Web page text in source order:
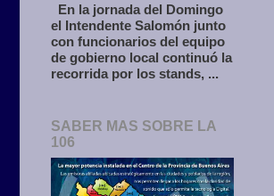
En la jornada del Domingo
el Intendente Salomón junto
con funcionarios del equipo
de gobierno local continuó la
recorrida por los stands, ...
SABER MAS SOBRE LA
106